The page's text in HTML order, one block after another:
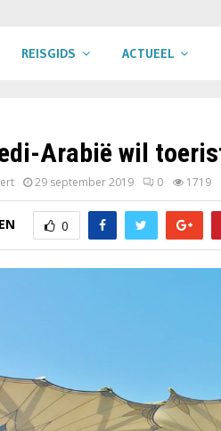
REISGIDS ACTUEEL
Arabië wil
29 september 2019 0 1719
0